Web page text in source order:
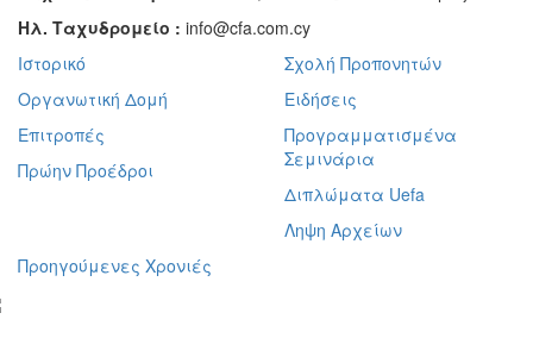
Ηλ. Ταχυδρομείο : info@cfa.com.cy
Ιστορικό
Οργανωτική Δομή
Επιτροπές
Πρώην Προέδροι
Σχολή Προπονητών
Ειδήσεις
Προγραμματισμένα
Σεμινάρια
Διπλώματα Uefa
Ληψη Αρχείων
Προηγούμενες Χρονιές